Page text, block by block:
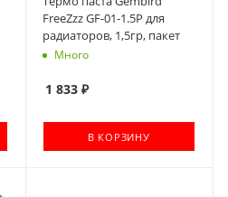
FreeZzz GF-01-1.5P для
радиаторов, 1,5гр, пакет
Много
1 833₽
В КОРЗИНУ